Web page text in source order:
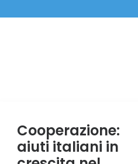
Cooperazione:
aiuti italiani in